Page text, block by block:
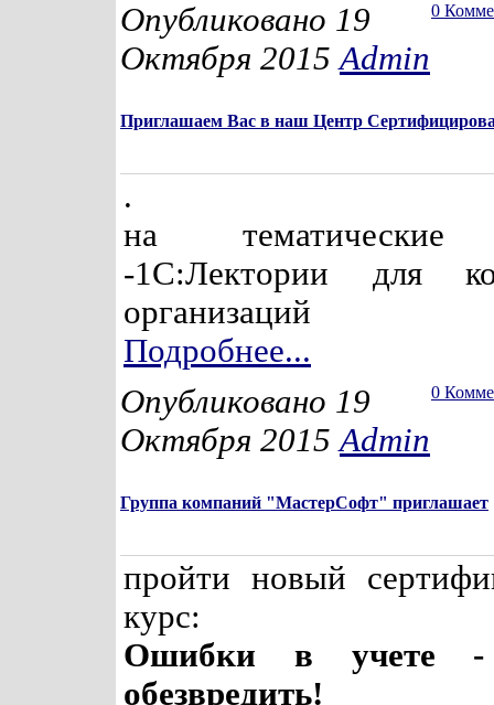
0
Опубликовано 19
Октября 2015Admin
Приглашаем Вас в наш Центр
.
на тематические
-1С:Лектории для
организаций
Подробнее...
0
Опубликовано 19
Октября 2015Admin
Группа компаний "МастерСофт" приглашает
пройти новый
курс:
Ошибки в учете
обезвредить!